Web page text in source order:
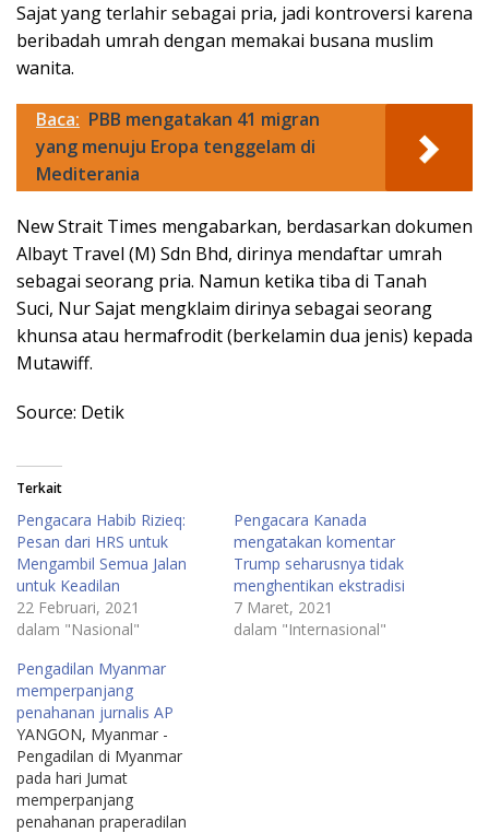
Sajat yang terlahir sebagai pria, jadi kontroversi karena
beribadah umrah dengan memakai busana muslim
wanita.
Baca: PBB mengatakan 41 migran
yang menuju Eropa tenggelam di
Mediterania
New Strait Times mengabarkan, berdasarkan dokumen
Albayt Travel (M) Sdn Bhd, dirinya mendaftar umrah
sebagai seorang pria. Namun ketika tiba di Tanah
Suci, Nur Sajat mengklaim dirinya sebagai seorang
khunsa atau hermafrodit (berkelamin dua jenis) kepada
Mutawiff.
Source: Detik
Terkait
Pengacara Habib Rizieq:
Pesan dari HRS untuk
Mengambil Semua Jalan
untuk Keadilan
22 Februari, 2021
dalam "Nasional"
Pengacara Kanada
mengatakan komentar
Trump seharusnya tidak
menghentikan ekstradisi
7 Maret, 2021
dalam "Internasional"
Pengadilan Myanmar
memperpanjang
penahanan jurnalis AP
YANGON, Myanmar -
Pengadilan di Myanmar
pada hari Jumat
memperpanjang
penahanan praperadilan